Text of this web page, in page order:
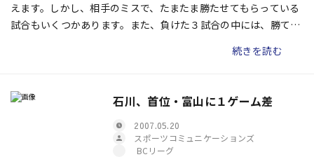
えます。しかし、相手のミスで、たまたま勝たせてもらっている
試合もいくつかあります。また、負けた３試合の中には、勝てる
でも、日々の練習で何度も繰り返しやっている基本に忠実なプレ
続きを読む
石川、首位・富山に１ゲーム差
2007.05.20
スポーツコミュニケーションズ
BCリーグ